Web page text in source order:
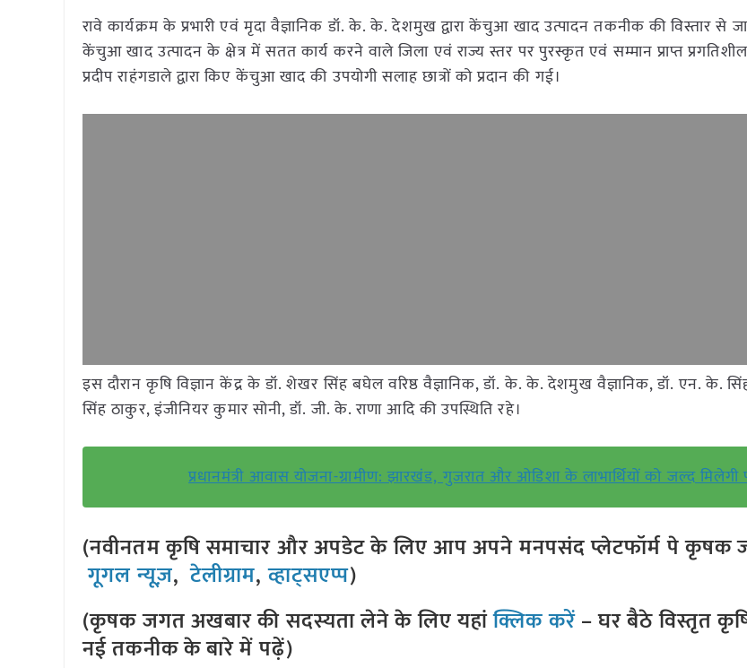
रावे कार्यक्रम के प्रभारी एवं मृदा वैज्ञानिक डॉ. के. के. देशमुख द्वारा केंचुआ खाद उत्पादन तकनीक की विस्तार से
केंचुआ खाद उत्पादन के क्षेत्र में सतत कार्य करने वाले जिला एवं राज्य स्तर पर पुरस्कृत एवं सम्मान प्राप्त
प्रदीप राहंगडाले द्वारा किए केंचुआ खाद की उपयोगी सलाह छात्रों को प्रदान की गई।
इस दौरान कृषि विज्ञान केंद्र के डॉ. शेखर सिंह बघेल वरिष्ठ वैज्ञानिक, डॉ. के. के. देशमुख वैज्ञानिक, डॉ. एन. के.
सिंह ठाकुर, इंजीनियर कुमार सोनी, डॉ. जी. के. राणा आदि की उपस्थिति रहे।
प्रधानमंत्री आवास योजना-ग्रामीण: झारखंड, गुजरात और ओडिशा के लाभार्थियों को जल्द
(नवीनतम कृषि समाचार और अपडेट के लिए आप अपने मनपसंद प्लेटफॉर्म पे
गूगल न्यूज़,टेलीग्राम,व्हाट्सएप्प)
(कृषक जगत अखबार की सदस्यता लेने के लिए यहांक्लिक करें– घर बैठे विस्तृत
नई तकनीक के बारे में पढ़ें)